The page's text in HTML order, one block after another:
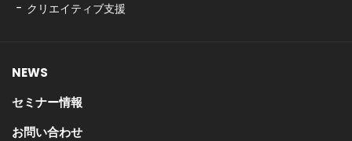
クリエイティブ支援
NEWS
セミナー情報
お問い合わせ